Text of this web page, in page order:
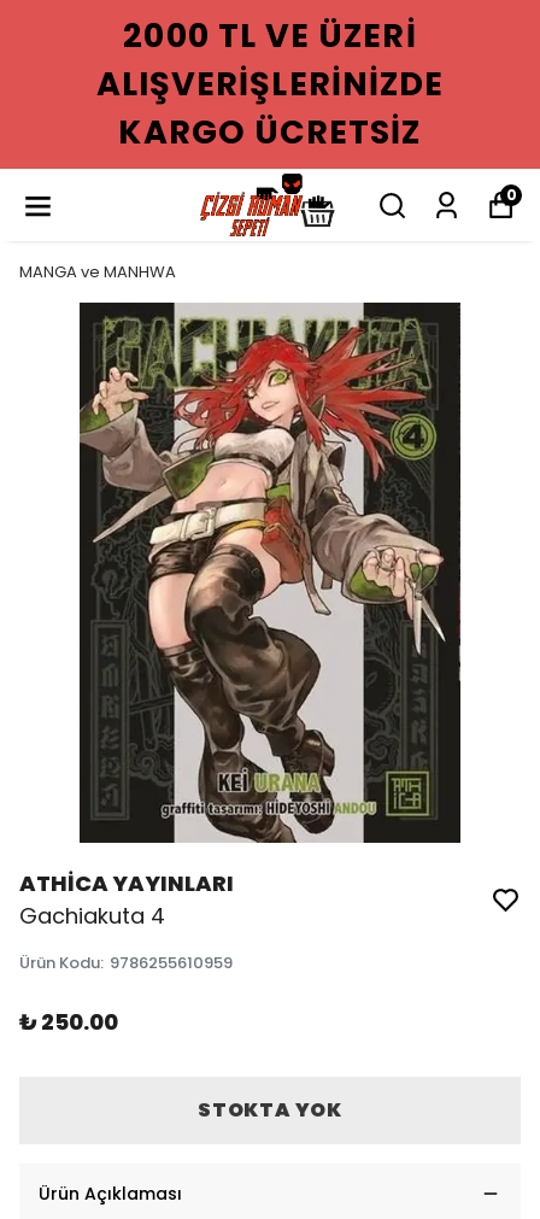
2000 TL VE ÜZERI
ALIŞVERIŞLERINIZDE
KARGO ÜCRETSIZ
0
MANGA ve MANHWA
ATHİCA YAYINLARI
Gachiakuta 4
Ürün Kodu: 9786255610959
₺ 250.00
STOKTA YOK
Ürün Açıklaması